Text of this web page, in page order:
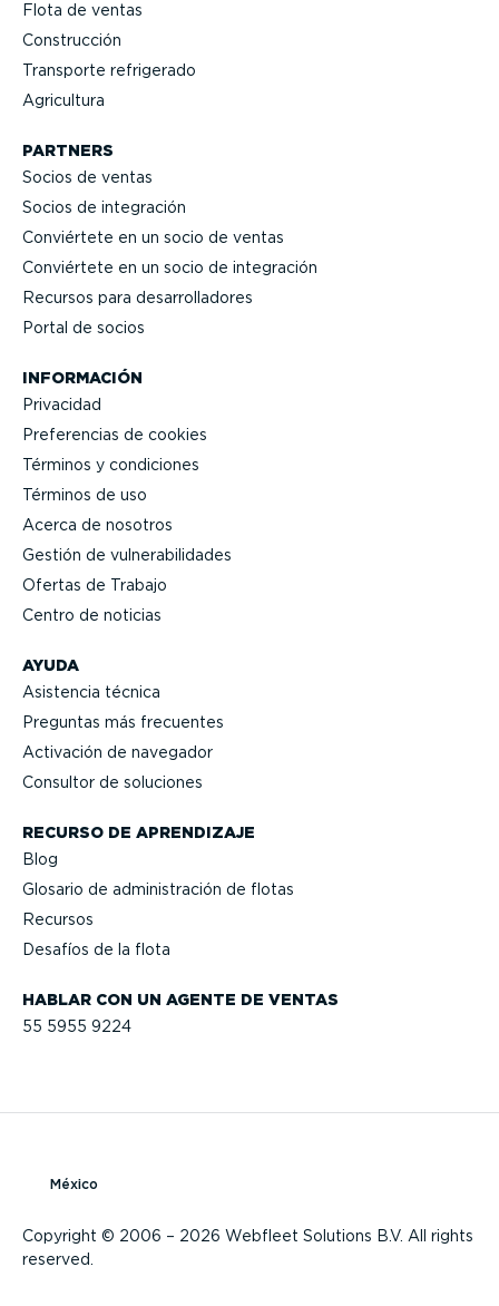
Flota de ventas
Construcción
Transporte refrigerado
Agricultura
HABLAR CON UN AGENTE DE VENTAS
55 5955 9224
AYUDA
Asistencia técnica
Preguntas más frecuentes
Activación de navegador
Consultor de soluciones
RECURSO DE APRENDIZAJE
Blog
Glosario de adminis­tración de flotas
Recursos
Desafíos de la flota
PARTNERS
Socios de ventas
Socios de integración
Conviértete en un socio de ventas
Conviértete en un socio de integración
Recursos para desarro­lla­dores
Portal de socios
INFORMACIÓN
Privacidad
Prefe­rencias de cookies
Términos y condiciones
Términos de uso
Acerca de nosotros
Gestión de vulne­ra­bi­li­dades
Ofertas de Trabajo
Centro de noticias
Copyright © 2006 – 2026 Webfleet Solutions B.V. All rights
reserved.
México